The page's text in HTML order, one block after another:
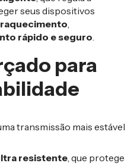
seus dispositivos
,
rápido e seguro.
para
transmissão mais estável
resistente, que protege